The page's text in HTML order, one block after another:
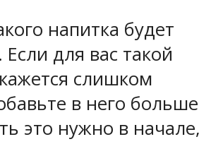
напитка будет
Если для вас такой
слишком
в него больше
это нужно в начале,